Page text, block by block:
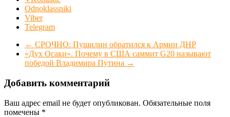
Odnoklassniki
Viber
Telegram
← СРОЧНО: Пушилин обратился к Армии ДНР
«Дух Осаки». Почему в США саммит G20 называют
победой Владимира Путина →
Добавить комментарий
Ваш адрес email не будет опубликован. Обязательные поля
помечены *